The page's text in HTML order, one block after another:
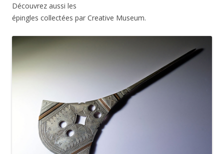
Découvrez aussi les
épingles collectées par Creative Museum.